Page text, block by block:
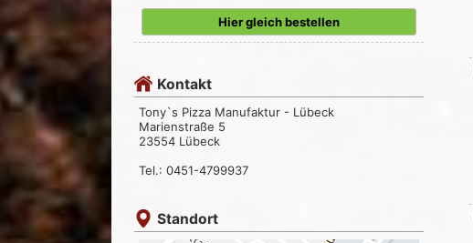
Hier gleich bestellen
Kontakt
Tony`s Pizza Manufaktur - Lübeck
Marienstraße 5
23554 Lübeck
Tel.: 0451-4799937
Standort